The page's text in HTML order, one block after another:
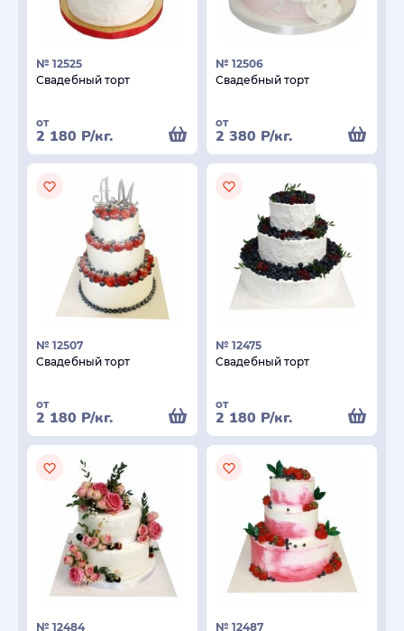
№ 12525
Свадебный торт
от
2 180 Р/кг.
№ 12506
Свадебный торт
от
2 380 Р/кг.
№ 12507
Свадебный торт
от
2 180 Р/кг.
№ 12475
Свадебный торт
от
2 180 Р/кг.
№ 12484
№ 12487